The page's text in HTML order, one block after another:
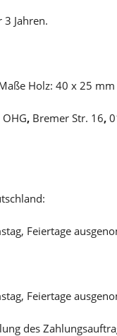
Jahren.
Holz: 40 x 25 mm
, Bremer Str. 16,
Feiertage
Feiertage
des